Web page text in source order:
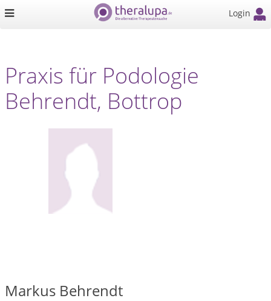
Login
Praxis für Podologie
Behrendt, Bottrop
Markus Behrendt